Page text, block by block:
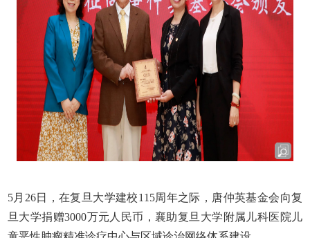
5月 26日，在复旦大学建校115周年之际，唐仲英基金会向复
旦大学捐赠3000万元人民币，襄助复旦大学附属儿科医院儿